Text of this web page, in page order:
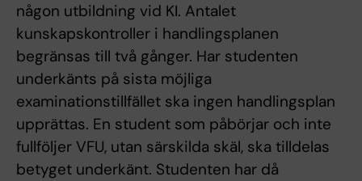
någon utbildning vid KI. Antalet
kunskapskontroller i handlingsplanen
begränsas till två gånger. Har studenten
underkänts på sista möjliga
examinationstillfället ska ingen handlingsplan
upprättas. En student som påbörjar och inte
fullföljer VFU, utan särskilda skäl, ska tilldelas
betyget underkänt. Studenten har då